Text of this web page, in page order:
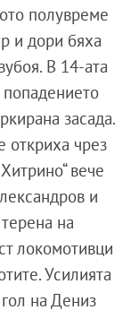
полувреме
и дори бяха
В 14-ата
засада.
откриха чрез
вече
и
на
локомотивци
Усилията
на Дениз